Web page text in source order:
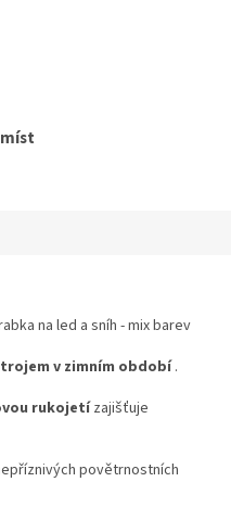
na led a sníh - mix barev
v zimním období.
rukojetízajišťuje
povětrnostních